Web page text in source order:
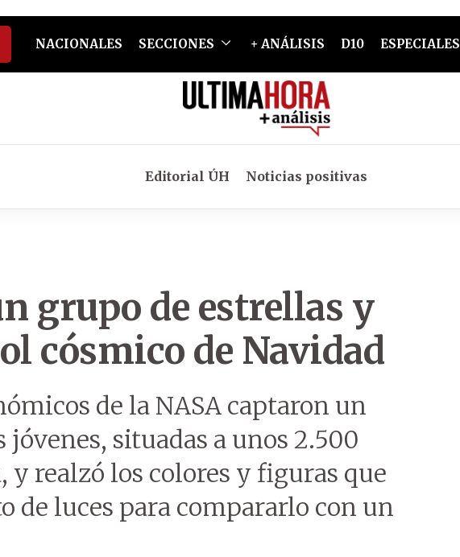
NACIONALES SECCIONES + ANÁLISIS D10 ESPECIALES
Editorial ÚH Noticias positivas
grupo de estrellas y
cósmico de Navidad
de la NASA captaron un
situadas a unos 2.500
y realzó los colores y figuras que
de luces para compararlo con un